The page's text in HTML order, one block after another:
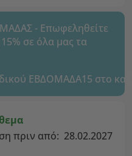
- Επωφεληθείτε
σε όλα μας τα
ΕΒΔΟΜΑΔΑ15 στο
πριν από: 28.02.2027